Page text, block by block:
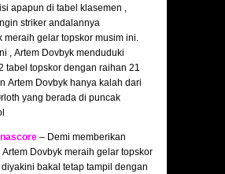
apapun di tabel klasemen ,
striker andalannya
meraih gelar topskor musim ini.
, Artem Dovbyk menduduki
tabel topskor dengan raihan 21
Artem Dovbyk hanya kalah dari
yang berada di puncak
– Demi memberikan
Dovbyk meraih gelar topskor
bakal tetap tampil dengan